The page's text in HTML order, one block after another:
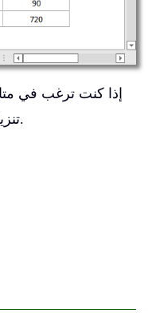
إذا كنت ترغب في
تنزيل ملف جدول البيانات التوضيحي.